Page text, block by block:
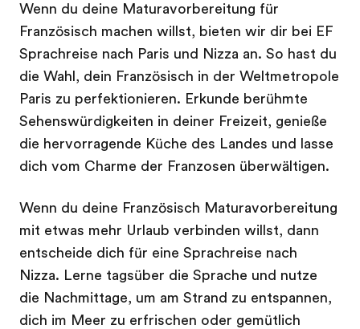
Wenn du deine Maturavorbereitung für
Französisch machen willst, bieten wir dir bei EF
Sprachreise nach Paris und Nizza an. So hast du
die Wahl, dein Französisch in der Weltmetropole
Paris zu perfektionieren. Erkunde berühmte
Sehenswürdigkeiten in deiner Freizeit, genieße
die hervorragende Küche des Landes und lasse
dich vom Charme der Franzosen überwältigen.
Wenn du deine Französisch Maturavorbereitung
mit etwas mehr Urlaub verbinden willst, dann
entscheide dich für eine Sprachreise nach
Nizza. Lerne tagsüber die Sprache und nutze
die Nachmittage, um am Strand zu entspannen,
dich im Meer zu erfrischen oder gemütlich